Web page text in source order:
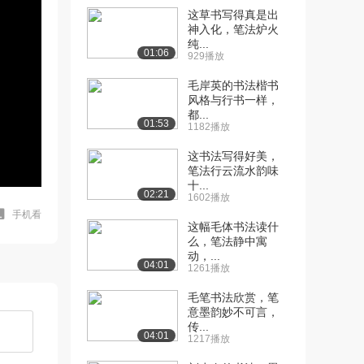
手机看
01:06
这草书写得真是出
神入化，笔法炉火
纯...
929播放
01:53
毛岸英的书法楷书
风格与行书一样，
都...
1182播放
02:21
这书法写得好美，
笔法行云流水韵味
十...
1602播放
04:01
这幅毛体书法读什
么，笔法静中寓
动，...
1261播放
04:01
毛笔书法欣赏，笔
意墨韵妙不可言，
传...
1217播放